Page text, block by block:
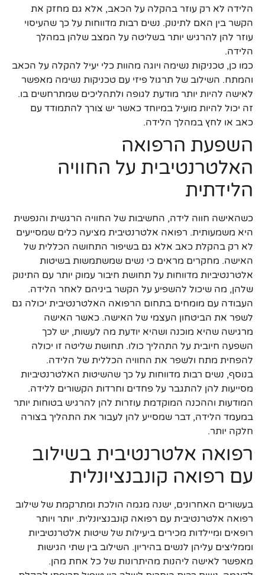
הלידה לא רק עוזר בהקלה על הכאב, אלא גם מחזק את
הקשר בין האם לתינוק. נשים רבות מדווחות על כך שהעיסוי
עוזר להן להרגיש יותר בשליטה על המצב שלהן במהלך
הלידה.
כמו כן, טכניקות נשימה ויוגה מהוות כלי יעיל להקלה על הכאב
והמתח. השילוב של תרגול פיזי עם טכניקות נשימה מאפשר
לאישה להיות יותר מודעת לגופה ולתהליכים שמתרחשים בו.
זה יכול להיות מועיל במיוחד כאשר יש צורך להתמודד עם
כאב או לחץ במהלך הלידה.
השפעת הרפואה
האלטרנטיבית על החוויה
הלידתית
כשהאישה חווה לידה, החשיבות של החוויה הרגשית והנפשית
היא משמעותית. רפואה אלטרנטיבית מציעה כלים שמסייעים
לא רק בהקלת כאב אלא גם בשיפור התחושה הכללית של
האישה. מחקרים מראים כי נשים שמשתמשות בשיטות
אלטרנטיביות מדווחות על תחושת חיבור עמוק יותר עם התינוק
שלהן, מה שיכול להשפיע על הקשר ביניהם לאחר הלידה.
העבודה עם מומחים בתחום הרפואה האלטרנטיבית יכולה גם
לשפר את הביטחון העצמי של האישה. כאשר האישה
מרגישה שהיא מוכנה ושהיא יודעת מה לעשות, יש לכך
השפעה חיובית על התהליך כולו. תחושת שליטה זו יכולה
להפחית מתח ולשפר את החוויה הכללית של הלידה.
בנוסף, נשים רבות מדווחות על כך שהשיטות האלטרנטיביות
מסייעות להן להתגבר על פחדים וחרדות הקשורים ללידה.
המודעות וההכנה המוקדמת עוזרות להן להרגיש בטוחות יותר
במעמד הלידה, דבר שמסייע להן לעבור את התהליך בצורה
חלקה יותר.
רפואה אלטרנטיבית בשילוב
עם רפואה קונבנציונלית
בעשורים האחרונים, ישנה מגמה הולכת ומתרקמת של שילוב
רפואה אלטרנטיבית עם רפואה קונבנציונלית. יותר ויותר
רופאים ומיילדות מכירים ביעילות של שיטות אלטרנטיביות
וממליצים עליהן לנשים בהיריון. השילוב בין שתי הגישות
מאפשר לאישה ליהנות מהיתרונות של כל אחת מהן.